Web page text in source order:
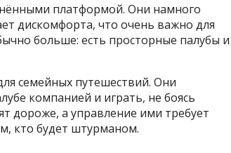
платформой. Они намного
дискомфорта, что очень важно для
больше: есть просторные палубы и
семейных путешествий. Они
компанией и играть, не боясь
дороже, а управление ими требует
кто будет штурманом.